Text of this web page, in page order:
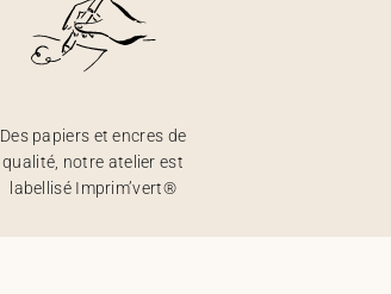
Des papiers et encres de
qualité, notre atelier est
labellisé Imprim’vert®